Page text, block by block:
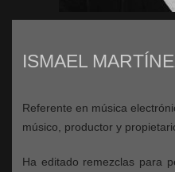
ISMAEL
Referente en música
músico, productor y
Ha editado remezclas para